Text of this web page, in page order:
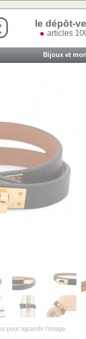
le dépôt-
articles
Bijoux et
pour agrandir l'image.